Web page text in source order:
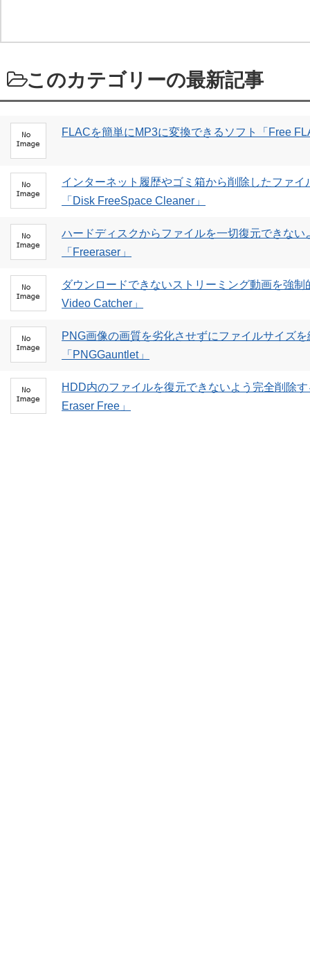
このカテゴリーの最新記事
FLACを簡単にMP3に変換できるソフト「Free
インターネット履歴やゴミ箱から削除したファ
「Disk FreeSpace Cleaner」
ハードディスクからファイルを一切復元できない
「Freeraser」
ダウンロードできないストリーミング動画を強
Video Catcher」
PNG画像の画質を劣化させずにファイルサイズ
「PNGGauntlet」
HDD内のファイルを復元できないよう完全削除
Eraser Free」